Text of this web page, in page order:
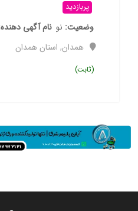
پربازدید
وضعیت نو نام آگهی دهنده
همدان, استان همدان
(ثابت)